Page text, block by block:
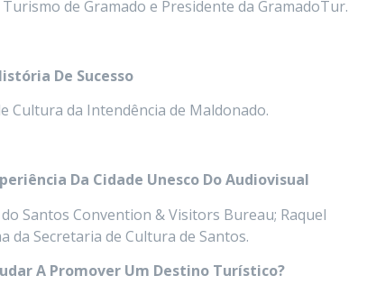
de Gramado e Presidente da GramadoTur.
De Sucesso
Cultura da Intendência de Maldonado.
Da Cidade Unesco Do Audiovisual
Santos Convention & Visitors Bureau; Raquel
da Secretaria de Cultura de Santos.
A Promover Um Destino Turístico?